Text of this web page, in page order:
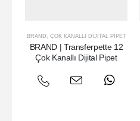
BRAND , ÇOK KANALLI DIJITAL PIPET
BRAND | Transferpette 12
Çok Kanallı Dijital Pipet